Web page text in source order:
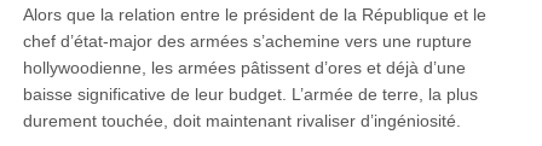
Alors que la relation entre le président de la République et le
chef d’état-major des armées s’achemine vers une rupture
hollywoodienne, les armées pâtissent d’ores et déjà d’une
baisse significative de leur budget. L’armée de terre, la plus
durement touchée, doit maintenant rivaliser d’ingéniosité.